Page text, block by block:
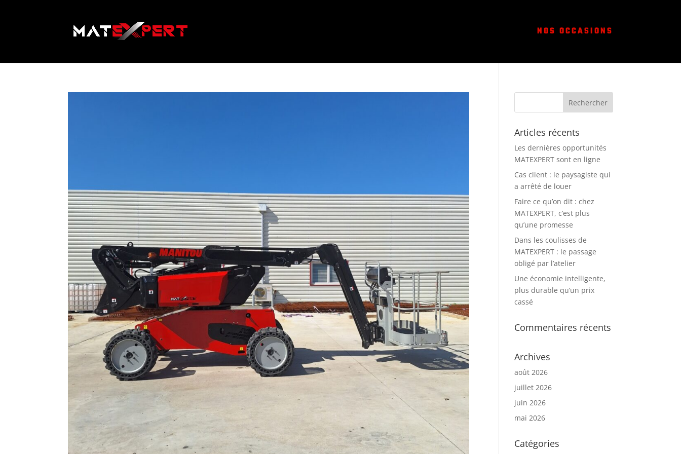
NOS OCCASIONS
Articles récents
Les dernières opportunités
MATEXPERT sont en ligne
Cas client : le paysagiste qui
a arrêté de louer
Faire ce qu’on dit : chez
MATEXPERT, c’est plus
qu’une promesse
Dans les coulisses de
MATEXPERT : le passage
obligé par l’atelier
Une économie intelligente,
plus durable qu’un prix
cassé
Commentaires récents
Archives
août 2026
juillet 2026
juin 2026
mai 2026
Catégories